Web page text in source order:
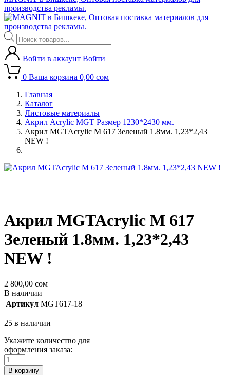
производства рекламы.
Поиск
товаров
Войти в аккаунт Войти
0 Ваша корзина 0,00 сом
Главная
Каталог
Листовые материалы
Акрил Acrylic MGT Размер 1230*2430 мм.
Акрил MGTAcrylic M 617 Зеленый 1.8мм. 1,23*2,43
NEW !
Акрил MGTAcrylic M 617
Зеленый 1.8мм. 1,23*2,43
NEW !
2 800,00 сом
В наличии
Артикул MGT617-18
25 в наличии
Укажите количество для
оформления заказа:
В корзину